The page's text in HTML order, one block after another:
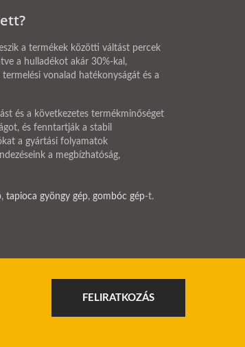
a termékek közötti váltást percek
a hulladékot akár 30%-kal,
vonalad hatékonyságát és a
és a következetes termékminőséget
és fenntartják a stabil
a gyártási folyamatok
a megbízhatóság,
, tapioca gyöngy gép, gombóc gép-t.
FELIRATKOZÁS